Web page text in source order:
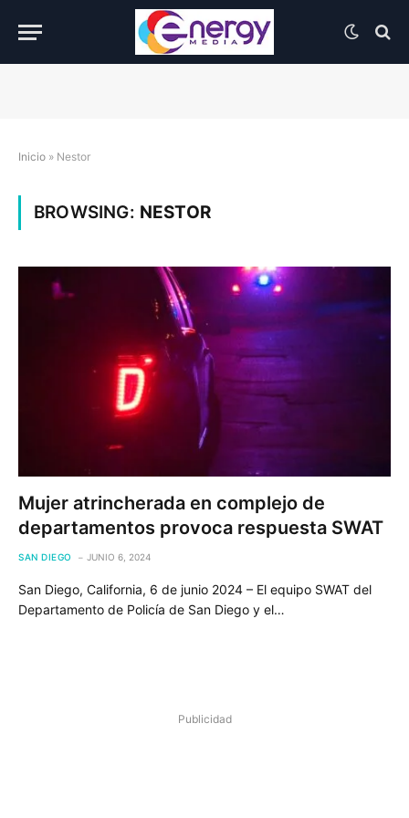
Inicio » Nestor
BROWSING: NESTOR
Mujer atrincherada en complejo de
departamentos provoca respuesta SWAT
SAN DIEGO JUNIO 6, 2024
San Diego, California, 6 de junio 2024 – El equipo SWAT del
Departamento de Policía de San Diego y el…
Publicidad